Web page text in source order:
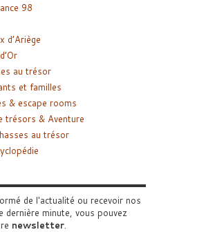
98
d’Ariège
au trésor
et familles
& escape rooms
trésors & Aventure
au trésor
de l'actualité ou recevoir nos
dernière minute, vous pouvez
newsletter.